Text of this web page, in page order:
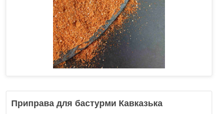
Приправа для бастурми Кавказька